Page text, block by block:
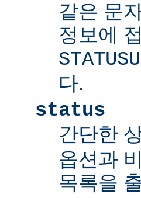
같은 문
정보에
다.
status
간단한
옵션과
목록을